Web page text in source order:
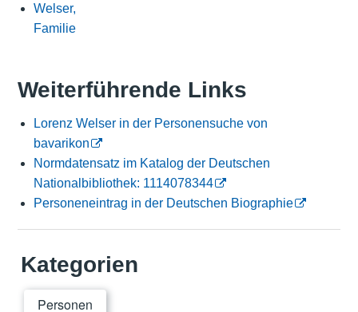
Welser,
Familie
Weiterführende Links
Lorenz Welser in der Personensuche von
bavarikon
Normdatensatz im Katalog der Deutschen
Nationalbibliothek: 1114078344
Personeneintrag in der Deutschen Biographie
Kategorien
Personen